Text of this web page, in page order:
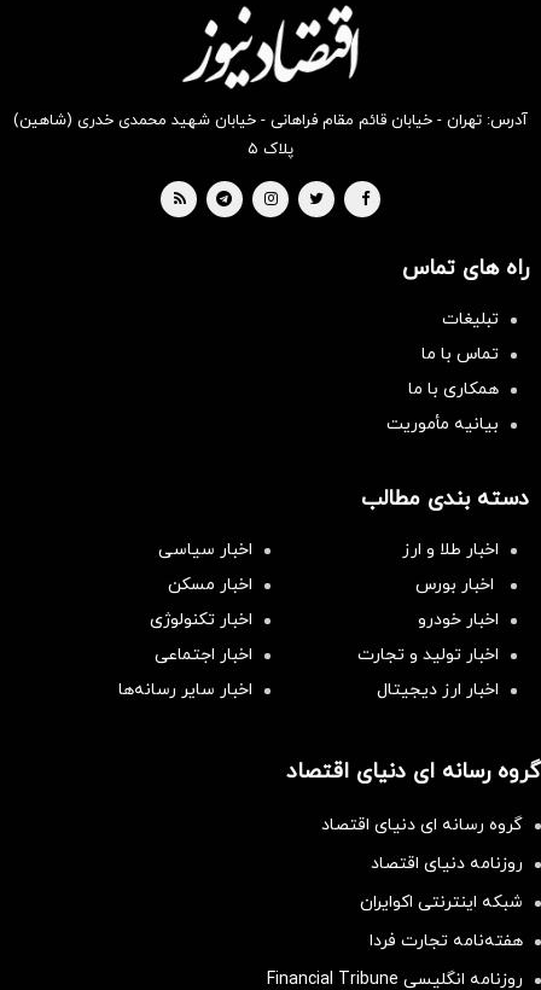
بخر !
بخر !
آدرس: تهران - خیابان قائم مقام فراهانی - خیابان شهید محمدی خدری (شاهین)
پلاک ۵
راه های تماس
تبلیغات
تماس با ما
همکاری با ما
بیانیه مأموریت
دسته بندی مطالب
اخبار طلا و ارز
اخبار سیاسی
اخبار بورس
اخبار مسکن
اخبار خودرو
اخبار تکنولوژی
اخبار تولید و تجارت
اخبار اجتماعی
اخبار ارز دیجیتال
اخبار سایر رسانه‌‌ها
گروه رسانه ای دنیای اقتصاد
گروه رسانه ای دنیای اقتصاد
روزنامه دنیای اقتصاد
شبکه اینترنتی اکوایران
هفته‌نامه تجارت فردا
روزنامه انگلیسی Financial Tribune